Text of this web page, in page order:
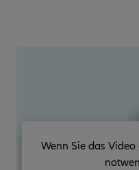
Wenn Sie das